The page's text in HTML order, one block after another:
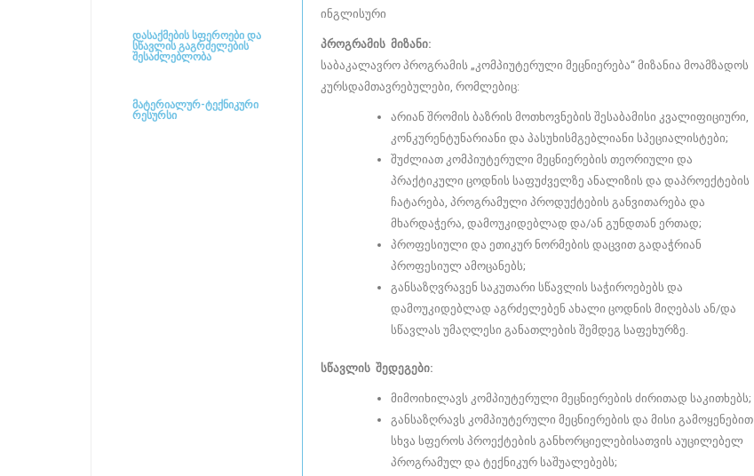
დასაქმების სფეროები და
სწავლის გაგრძელების
შესაძლებლობა
მატერიალურ-ტექნიკური
რესურსი
ინგლისური
პროგრამის მიზანი:
საბაკალავრო პროგრამის „კომპიუტერული მეცნიერება“ მიზანია მოამზადოს
კურსდამთავრებულები, რომლებიც:
არიან შრომის ბაზრის მოთხოვნების შესაბამისი კვალიფიციური,
კონკურენტუნარიანი და პასუხისმგებლიანი სპეციალისტები;
შუძლიათ კომპიუტერული მეცნიერების თეორიული და
პრაქტიკული ცოდნის საფუძველზე ანალიზის და დაპროექტების
ჩატარება, პროგრამული პროდუქტების განვითარება და
მხარდაჭერა, დამოუკიდებლად და/ან გუნდთან ერთად;
პროფესიული და ეთიკურ ნორმების დაცვით გადაჭრიან
პროფესიულ ამოცანებს;
განსაზღვრავენ საკუთარი სწავლის საჭიროებებს და
დამოუკიდებლად აგრძელებენ ახალი ცოდნის მიღებას ან/და
სწავლას უმაღლესი განათლების შემდეგ საფეხურზე.
სწავლის შედეგები:
მიმოიხილავს კომპიუტერული მეცნიერების ძირითად საკითხებს;
განსაზღრავს კომპიუტერული მეცნიერების და მისი გამოყენებით
სხვა სფეროს პროექტების განხორციელებისათვის აუცილებელ
პროგრამულ და ტექნიკურ საშუალებებს;